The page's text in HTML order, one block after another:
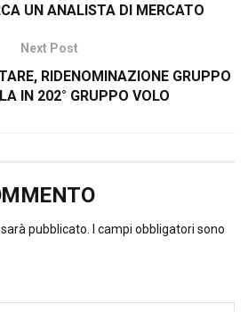
UN ANALISTA DI MERCATO
Next Post
RIDENOMINAZIONE GRUPPO
IN 202° GRUPPO VOLO
pubblicato. I campi obbligatori sono